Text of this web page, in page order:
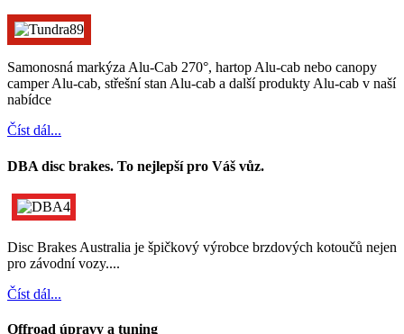
Samonosná markýza Alu-Cab 270°, hartop Alu-cab nebo canopy
camper Alu-cab, střešní stan Alu-cab a další produkty Alu-cab v naší
nabídce
Číst dál...
DBA disc brakes. To nejlepší pro Váš vůz.
Disc Brakes Australia je špičkový výrobce brzdových kotoučů nejen
pro závodní vozy....
Číst dál...
Offroad úpravy a tuning